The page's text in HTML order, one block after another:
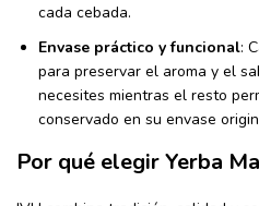
cada cebada.
Envase práctico y funcional:
para preservar el aroma y el
necesites mientras el resto
conservado en su envase
Por qué elegir Yerba